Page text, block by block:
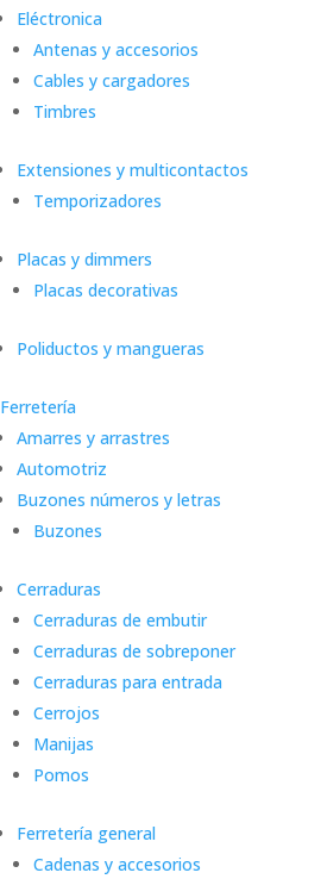
Eléctronica
Antenas y accesorios
Cables y cargadores
Timbres
Extensiones y multicontactos
Temporizadores
Placas y dimmers
Placas decorativas
Poliductos y mangueras
Ferretería
Amarres y arrastres
Automotriz
Buzones números y letras
Buzones
Cerraduras
Cerraduras de embutir
Cerraduras de sobreponer
Cerraduras para entrada
Cerrojos
Manijas
Pomos
Ferretería general
Cadenas y accesorios